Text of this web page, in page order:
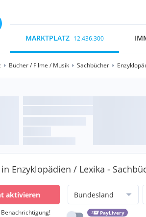
MARKTPLATZ 12.436.300
Bücher / Filme / Musik Sachbücher
Enzyklopädien / Lexika -
aktivieren Bundesland
PayLivery